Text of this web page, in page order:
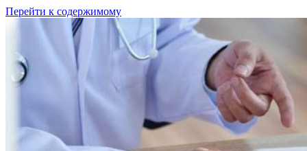
Перейти к содержимому